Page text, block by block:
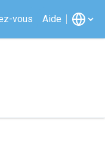
vous Aide